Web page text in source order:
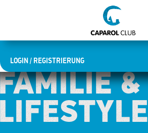
LOGIN / REGISTRIERUNG &
&